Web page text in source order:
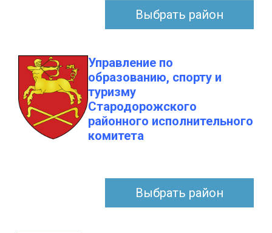
Выбрать район
Управление по
образованию, спорту и
туризму
Стародорожского
районного исполнительного
комитета
Выбрать район